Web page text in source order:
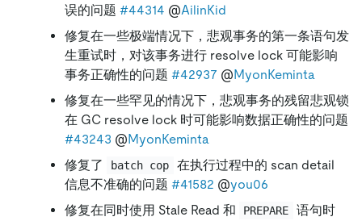
误的问题 #44314 @AilinKid
修复在一些极端情况下，悲观事务的第一条语句发
生重试时，对该事务进行 resolve lock 可能影响
事务正确性的问题 #42937 @MyonKeminta
修复在一些罕见的情况下，悲观事务的残留悲观锁
在 GC resolve lock 时可能影响数据正确性的问题
#43243 @MyonKeminta
修复了
batch cop
在执行过程中的 scan detail
信息不准确的问题 #41582 @you06
修复在同时使用 Stale Read 和
PREPARE
语句时